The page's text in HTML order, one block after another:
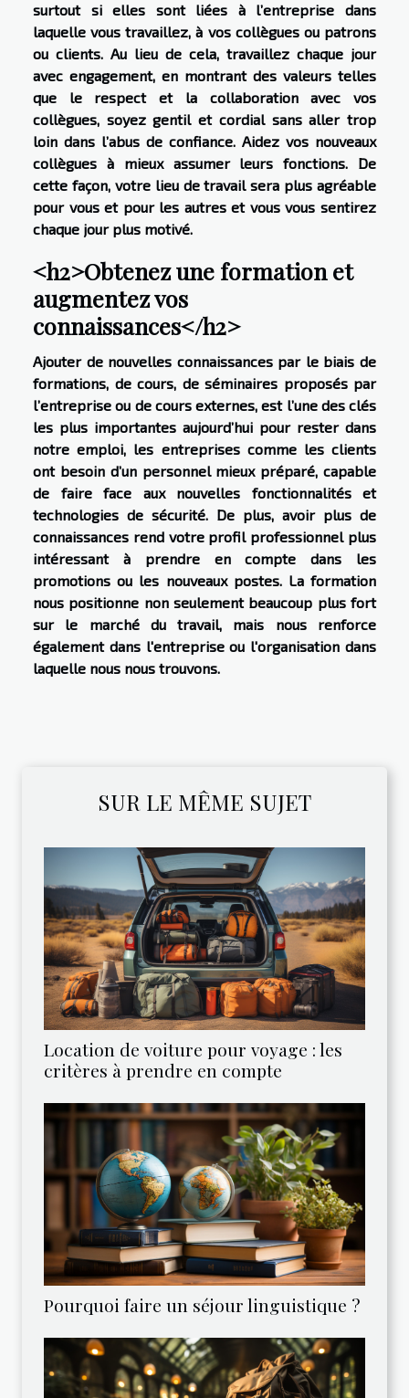
surtout si elles sont liées à l’entreprise dans
laquelle vous travaillez, à vos collègues ou patrons
ou clients. Au lieu de cela, travaillez chaque jour
avec engagement, en montrant des valeurs telles
que le respect et la collaboration avec vos
collègues, soyez gentil et cordial sans aller trop
loin dans l’abus de confiance. Aidez vos nouveaux
collègues à mieux assumer leurs fonctions. De
cette façon, votre lieu de travail sera plus agréable
pour vous et pour les autres et vous vous sentirez
chaque jour plus motivé.
<h2>Obtenez une formation et
augmentez vos
connaissances</h2>
Ajouter de nouvelles connaissances par le biais de
formations, de cours, de séminaires proposés par
l’entreprise ou de cours externes, est l’une des clés
les plus importantes aujourd’hui pour rester dans
notre emploi, les entreprises comme les clients
ont besoin d’un personnel mieux préparé, capable
de faire face aux nouvelles fonctionnalités et
technologies de sécurité. De plus, avoir plus de
connaissances rend votre profil professionnel plus
intéressant à prendre en compte dans les
promotions ou les nouveaux postes. La formation
nous positionne non seulement beaucoup plus fort
sur le marché du travail, mais nous renforce
également dans l'entreprise ou l'organisation dans
laquelle nous nous trouvons.
SUR LE MÊME SUJET
Location de voiture pour voyage : les
critères à prendre en compte
Pourquoi faire un séjour linguistique ?